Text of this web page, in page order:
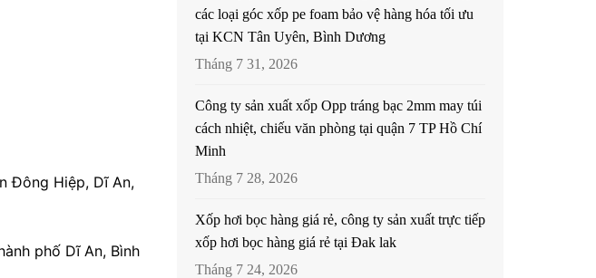
Đông Hiệp, Dĩ An,
phố Dĩ An, Bình
các loại góc xốp pe foam bảo vệ hàng hóa tối ưu
tại KCN Tân Uyên, Bình Dương
Tháng 7 31, 2026
Công ty sản xuất xốp Opp tráng bạc 2mm may túi
cách nhiệt, chiếu văn phòng tại quận 7 TP Hồ Chí
Minh
Tháng 7 28, 2026
Xốp hơi bọc hàng giá rẻ, công ty sản xuất trực tiếp
xốp hơi bọc hàng giá rẻ tại Đak lak
Tháng 7 24, 2026